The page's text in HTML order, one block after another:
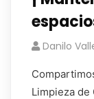
Danilo
Limpieza de